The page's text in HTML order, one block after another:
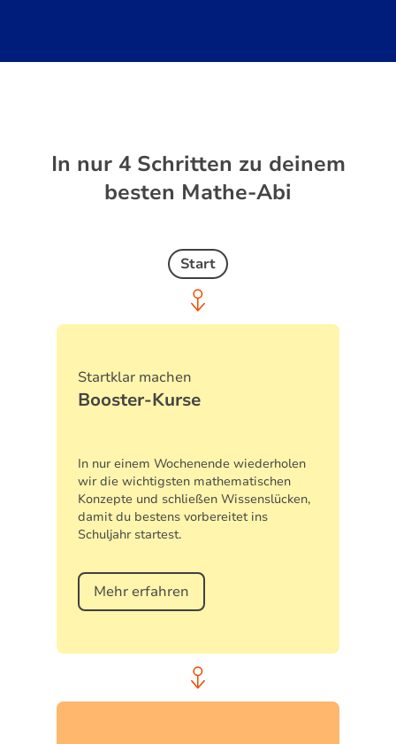
In nur 4 Schritten zu deinem
besten Mathe-Abi
Start
Startklar machen
Booster-Kurse
In nur einem Wochenende wiederholen
wir die wichtigsten mathematischen
Konzepte und schließen Wissenslücken,
damit du bestens vorbereitet ins
Schuljahr startest.
Mehr erfahren